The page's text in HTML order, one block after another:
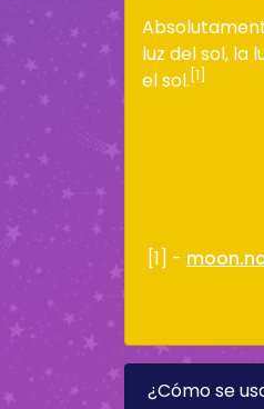
luz del sol, la
el sol. [1]
[1] -
¿Cómo se